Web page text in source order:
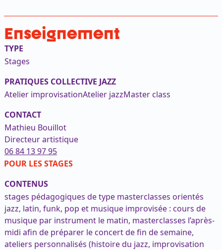
Enseignement
TYPE
Stages
PRATIQUES COLLECTIVE JAZZ
Atelier improvisationAtelier jazzMaster class
CONTACT
Mathieu Bouillot
Directeur artistique
06 84 13 97 95
POUR LES STAGES
CONTENUS
stages pédagogiques de type masterclasses orientés
jazz, latin, funk, pop et musique improvisée : cours de
musique par instrument le matin, masterclasses l’après-
midi afin de préparer le concert de fin de semaine,
ateliers personnalisés (histoire du jazz, improvisation